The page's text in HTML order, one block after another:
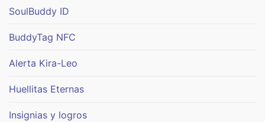
SoulBuddy ID
BuddyTag NFC
Alerta Kira-Leo
Huellitas Eternas
Insignias y logros